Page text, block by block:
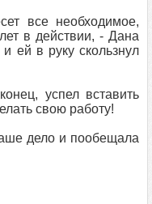
все необходимое,
в действии, - Дана
ей в руку скользнул
успел вставить
свою работу!
дело и пообещала